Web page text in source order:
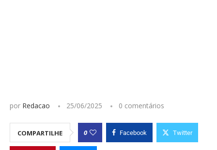
por Redacao 25/06/2025 0 comentários
COMPARTILHE 0 Facebook Twitter